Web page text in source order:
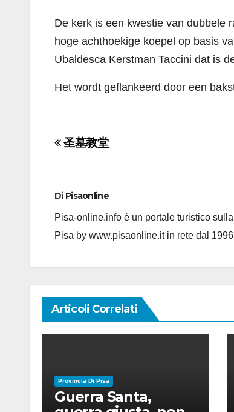
De kerk is een kwestie van dubbele
hoge achthoekige koepel op basis
Ubaldesca Kerstman Taccini dat is
Het wordt geflankeerd door een
Navigazione
圣墓教堂
Di Pisaonline
Pisa-online.info è un portale turistico
Pisa by www.pisaonline.it in rete dal
Articoli Correlati
Provincia Di Pisa
Guerra Santa,